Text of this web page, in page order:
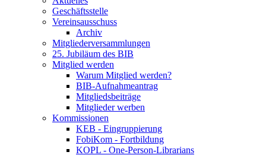
Geschäftsstelle
Vereinsausschuss
Archiv
Mitgliederversammlungen
25. Jubiläum des BIB
Mitglied werden
Warum Mitglied werden?
BIB-Aufnahmeantrag
Mitgliedsbeiträge
Mitglieder werben
Kommissionen
KEB - Eingruppierung
FobiKom - Fortbildung
KOPL - One-Person-Librarians